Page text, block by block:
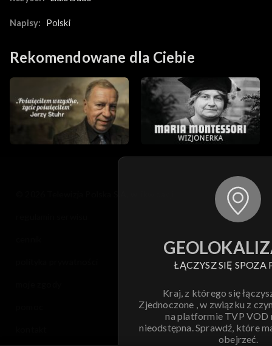
Napisy: Polski
Rekomendowane dla Ciebie
ŁĄCZYSZ SIĘ SPOZA
Kraj, z którego się
Zjednoczone , w związku z
na platformie TVP VOD
nieodstępna. Sprawdź, które
obejrzeć.